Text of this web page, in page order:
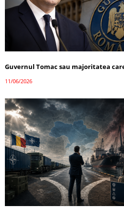
Guvernul Tomac sau majoritatea
11/06/2026